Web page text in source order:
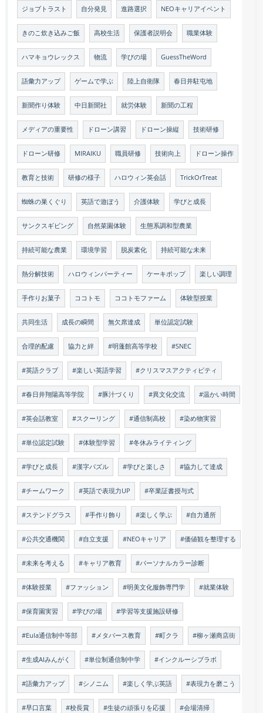
ジョブトラスト 自分発見 進路選択 NEOキャリアイベント
きのこ炊き込みご飯 高校生活 保護者説明会 職業体験
ハマキョウレックス 物流 学びの場 GuessTheWord
語彙力アップ ゲームで学ぶ 陸上自衛隊 春日井駐屯地
新聞作り体験 中日新聞社 就労体験 新聞の工程
メディアの重要性 ドローン講習 ドローン操縦 技術研修
ドローン研修 MIRAIKU 職員研修 技術向上 ドローン操作
教育と技術 研修の様子 ハロウィン英会話 TrickOrTreat
蜘蛛の巣くぐり 英語で遊ぼう 介護体験 学びと成長
サンクスギビング 自然菜園体験 生態系調和型農業
持続可能な農業 環境学習 脱炭素化 持続可能な未来
熱分解技術 ハロウィンパーティー ケーキポップ 楽しい調理
手作りお菓子 ココトモ ココトモファーム 体験型授業
共同生活 成長の瞬間 無欠席達成 単位認定試験
合理的配慮 協力と絆 #明蓬館高等学校 #SNEC
#英語クラブ #楽しい英語学習 #クリスマスアクティビティ
#春日井翔陽高等学院 #豚汁づくり #異文化交流 #温かい時間
#英会話教室 #スクーリング #通信制高校 #染め物実習
#単位認定試験 #体験型学習 #冬休みライティング
#学びと成長 #漢字パズル #学びと楽しさ #協力して達成
#チームワーク #英語で表現力UP #卒業証書授与式
#ステンドグラス #手作り飾り #楽しく学ぶ #自力通所
#公共交通機関 #自立支援 #NEOキャリア #価値観を整理する
#未来を考える #キャリア教育 #パーソナルカラー診断
#体験授業 #ファッション #明美文化服飾専門学 #就業体験
#保育園実習 #学びの場 #学習等支援施設研修
#Eula通信制中等部 #メタバース教育 #町クラ #柳ヶ瀬商店街
#生成AIみんがく #単位制通信制中学 #インクルーシブラボ
#語彙力アップ #シノニム #楽しく学ぶ英語 #表現力を磨こう
#早口言葉 #校長賞 #生徒の頑張りを応援 #会場清掃